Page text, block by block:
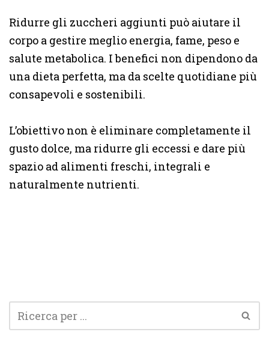
Ridurre gli zuccheri aggiunti può aiutare il
corpo a gestire meglio energia, fame, peso e
salute metabolica. I benefici non dipendono da
una dieta perfetta, ma da scelte quotidiane più
consapevoli e sostenibili.
L’obiettivo non è eliminare completamente il
gusto dolce, ma ridurre gli eccessi e dare più
spazio ad alimenti freschi, integrali e
naturalmente nutrienti.